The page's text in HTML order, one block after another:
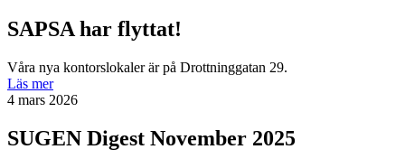
SAPSA har flyttat!
Våra nya kontorslokaler är på Drottninggatan 29.
Läs mer
4 mars 2026
SUGEN Digest November 2025